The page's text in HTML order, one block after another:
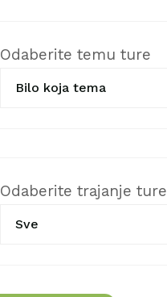
Odaberite temu ture
Bilo koja tema
Odaberite trajanje ture
Sve